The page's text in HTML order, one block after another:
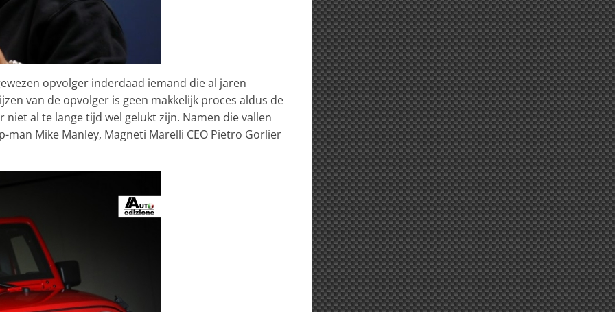
opvolger inderdaad iemand die al jaren
van de opvolger is geen makkelijk proces aldus de
niet al te lange tijd wel gelukt zijn. Namen die vallen
man Mike Manley, Magneti Marelli CEO Pietro Gorlier